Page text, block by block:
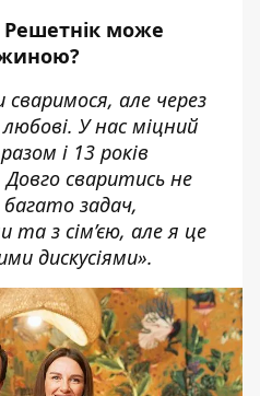
Решетнік може
але через
У нас міцний
і 13 років
сваритись не
задач,
та з сім’єю, але я це
дискусіями».